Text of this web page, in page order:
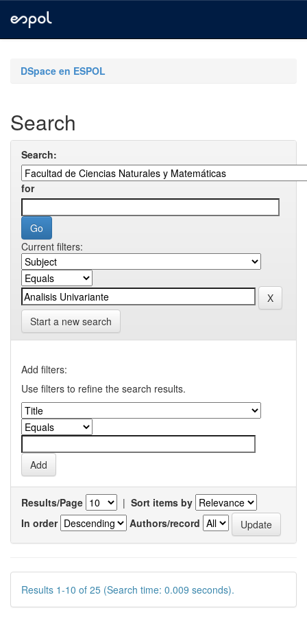
navigationDSpace en ESPOL
Search
Search:
for
Current filters:
Start a new search
Add filters:
Use filters to refine the search results.
Results/Page | Sort items by
In order
Authors/record
Results 1-10 of 25 (Search time: 0.009 seconds).